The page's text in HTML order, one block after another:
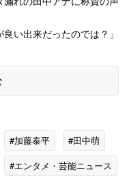
い出来だったのでは？」
#加藤泰平
#田中萌
#エンタメ・芸能ニュース